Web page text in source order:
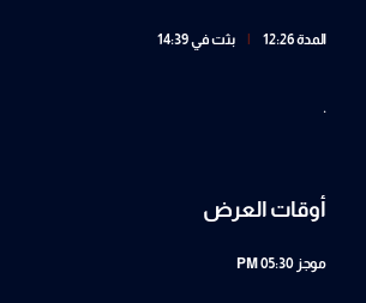
المدة 12:26 بثت في 14:39
.
أوقات العرض
موجز 05:30 PM